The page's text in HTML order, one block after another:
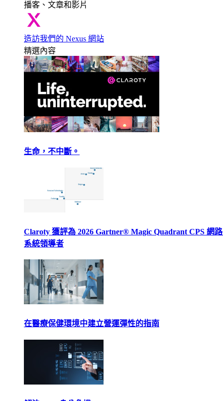
播客、文章和影片
造訪我們的 Nexus 網站
精選內容
生命，不中斷。
Claroty 獲評為 2026 Gartner® Magic Quadrant CPS 網
系統領導者
在醫療保健環境中建立營運彈性的指南